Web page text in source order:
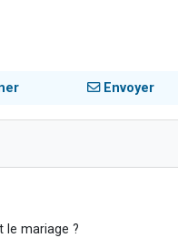
Envoyer
le mariage ?